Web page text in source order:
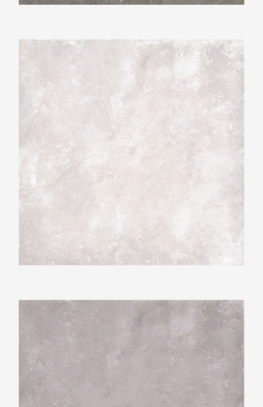
Beste Koop 300X600 New Beton Light Grey
Beste Koop 600X600 New Beton Greige